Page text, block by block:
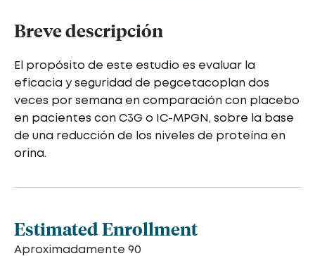
Breve descripción
El propósito de este estudio es evaluar la
eficacia y seguridad de pegcetacoplan dos
veces por semana en comparación con placebo
en pacientes con C3G o IC-MPGN, sobre la base
de una reducción de los niveles de proteína en
orina.
Estimated Enrollment
Aproximadamente 90